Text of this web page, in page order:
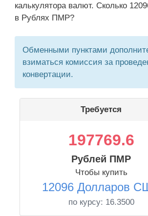
калькулятора валют. Сколько
в Рублях ПМР?
Обменными пунктами
взиматься комиссия за
конвертации.
Требуется
197769.6
Рублей ПМР
Чтобы купить
12096 Долларов
по курсу: 16.3500